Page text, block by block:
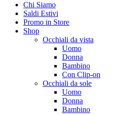
Chi Siamo
Saldi Estivi
Promo in Store
Shop
Occhiali da vista
Uomo
Donna
Bambino
Con Clip-on
Occhiali da sole
Uomo
Donna
Bambino